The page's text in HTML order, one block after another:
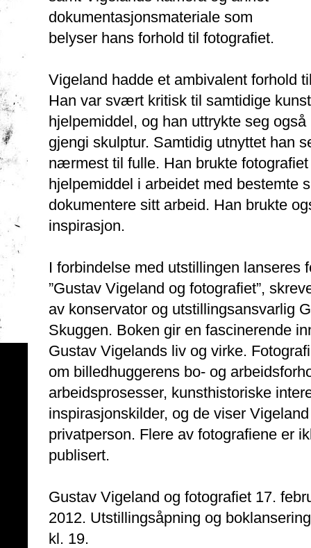
dokumentasjonsmateriale som
belyser hans forhold til fotografiet.
Vigeland hadde et ambivalent forhold
Han var svært kritisk til samtidige
hjelpemiddel, og han uttrykte seg
gjengi skulptur. Samtidig utnyttet han
nærmest til fulle. Han brukte
hjelpemiddel i arbeidet med bestemte
dokumentere sitt arbeid. Han brukte
inspirasjon.
I forbindelse med utstillingen lanseres
”Gustav Vigeland og fotografiet”,
av konservator og utstillingsansvarlig
Skuggen. Boken gir en fascinerende
Gustav Vigelands liv og virke.
om billedhuggerens bo- og
arbeidsprosesser, kunsthistoriske
inspirasjonskilder, og de viser
privatperson. Flere av fotografiene er
publisert.
Gustav Vigeland og fotografiet 17.
2012. Utstillingsåpning og
kl. 19.